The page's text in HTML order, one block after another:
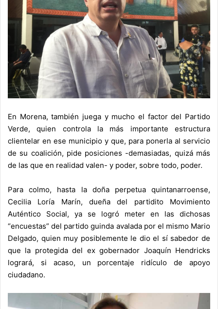
En Morena, también juega y mucho el factor del Partido
Verde, quien controla la más importante estructura
clientelar en ese municipio y que, para ponerla al servicio
de su coalición, pide posiciones -demasiadas, quizá más
de las que en realidad valen- y poder, sobre todo, poder.
Para colmo, hasta la doña perpetua quintanarroense,
Cecilia Loría Marín, dueña del partidito Movimiento
Auténtico Social, ya se logró meter en las dichosas
“encuestas” del partido guinda avalada por el mismo Mario
Delgado, quien muy posiblemente le dio el sí sabedor de
que la protegida del ex gobernador Joaquín Hendricks
logrará, si acaso, un porcentaje ridículo de apoyo
ciudadano.